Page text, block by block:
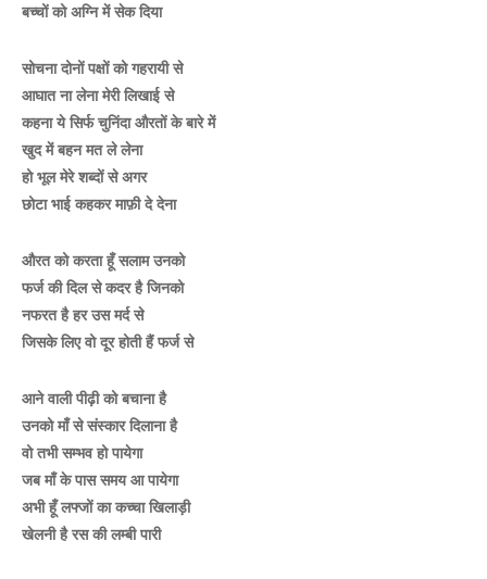
बच्चों को अग्नि में सेक दिया
सोचना दोनों पक्षों को गहरायी से
आघात ना लेना मेरी लिखाई से
कहना ये सिर्फ चुनिंदा औरतों के बारे में
खुद में बहन मत ले लेना
हो भूल मेरे शब्दों से अगर
छोटा भाई कहकर माफ़ी दे देना
औरत को करता हूँ सलाम उनको
फर्ज की दिल से कदर है जिनको
नफरत है हर उस मर्द से
जिसके लिए वो दूर होती हैं फर्ज से
आने वाली पीढ़ी को बचाना है
उनको माँ से संस्कार दिलाना है
वो तभी सम्भव हो पायेगा
जब माँ के पास समय आ पायेगा
अभी हूँ लफ्जों का कच्चा खिलाड़ी
खेलनी है रस की लम्बी पारी